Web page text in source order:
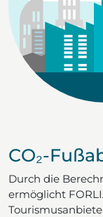
CO₂-
Durch die
ermöglicht